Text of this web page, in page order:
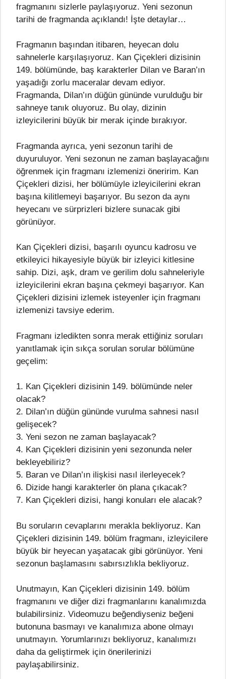
fragmanını sizlerle paylaşıyoruz. Yeni sezonun
tarihi de fragmanda açıklandı! İşte detaylar…
Fragmanın başından itibaren, heyecan dolu
sahnelerle karşılaşıyoruz. Kan Çiçekleri dizisinin
149. bölümünde, baş karakterler Dilan ve Baran’ın
yaşadığı zorlu maceralar devam ediyor.
Fragmanda, Dilan’ın düğün gününde vurulduğu bir
sahneye tanık oluyoruz. Bu olay, dizinin
izleyicilerini büyük bir merak içinde bırakıyor.
Fragmanda ayrıca, yeni sezonun tarihi de
duyuruluyor. Yeni sezonun ne zaman başlayacağını
öğrenmek için fragmanı izlemenizi öneririm. Kan
Çiçekleri dizisi, her bölümüyle izleyicilerini ekran
başına kilitlemeyi başarıyor. Bu sezon da aynı
heyecanı ve sürprizleri bizlere sunacak gibi
görünüyor.
Kan Çiçekleri dizisi, başarılı oyuncu kadrosu ve
etkileyici hikayesiyle büyük bir izleyici kitlesine
sahip. Dizi, aşk, dram ve gerilim dolu sahneleriyle
izleyicilerini ekran başına çekmeyi başarıyor. Kan
Çiçekleri dizisini izlemek isteyenler için fragmanı
izlemenizi tavsiye ederim.
Fragmanı izledikten sonra merak ettiğiniz soruları
yanıtlamak için sıkça sorulan sorular bölümüne
geçelim:
1. Kan Çiçekleri dizisinin 149. bölümünde neler
olacak?
2. Dilan’ın düğün gününde vurulma sahnesi nasıl
gelişecek?
3. Yeni sezon ne zaman başlayacak?
4. Kan Çiçekleri dizisinin yeni sezonunda neler
bekleyebiliriz?
5. Baran ve Dilan’ın ilişkisi nasıl ilerleyecek?
6. Dizide hangi karakterler ön plana çıkacak?
7. Kan Çiçekleri dizisi, hangi konuları ele alacak?
Bu soruların cevaplarını merakla bekliyoruz. Kan
Çiçekleri dizisinin 149. bölüm fragmanı, izleyicilere
büyük bir heyecan yaşatacak gibi görünüyor. Yeni
sezonun başlamasını sabırsızlıkla bekliyoruz.
Unutmayın, Kan Çiçekleri dizisinin 149. bölüm
fragmanını ve diğer dizi fragmanlarını kanalımızda
bulabilirsiniz. Videomuzu beğendiyseniz beğeni
butonuna basmayı ve kanalımıza abone olmayı
unutmayın. Yorumlarınızı bekliyoruz, kanalımızı
daha da geliştirmek için önerilerinizi
paylaşabilirsiniz.